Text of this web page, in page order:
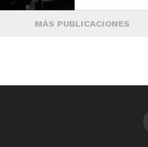
MÁS PUBLICACIONES